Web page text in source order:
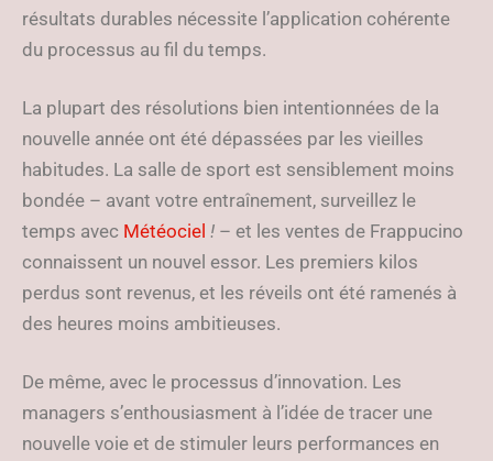
résultats durables nécessite l’application cohérente
du processus au fil du temps.
La plupart des résolutions bien intentionnées de la
nouvelle année ont été dépassées par les vieilles
habitudes. La salle de sport est sensiblement moins
bondée – avant votre entraînement, surveillez le
temps avec Météociel ! – et les ventes de Frappucino
connaissent un nouvel essor. Les premiers kilos
perdus sont revenus, et les réveils ont été ramenés à
des heures moins ambitieuses.
De même, avec le processus d’innovation. Les
managers s’enthousiasment à l’idée de tracer une
nouvelle voie et de stimuler leurs performances en